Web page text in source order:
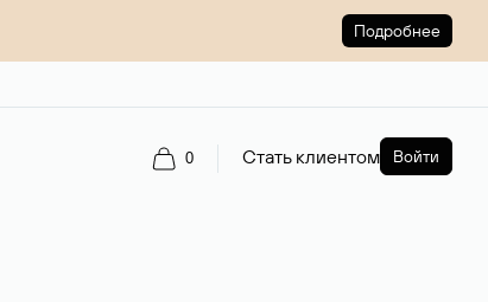
Подробнее
0 Стать клиентом Войти